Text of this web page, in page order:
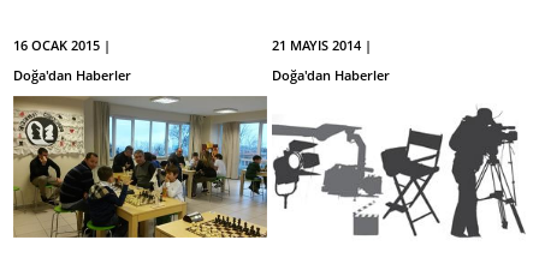
16 OCAK 2015 |
Doğa'dan Haberler
21 MAYIS 2014 |
Doğa'dan Haberler